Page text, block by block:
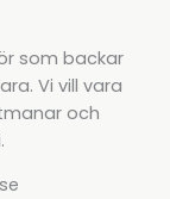
som backar
Vi vill vara
och